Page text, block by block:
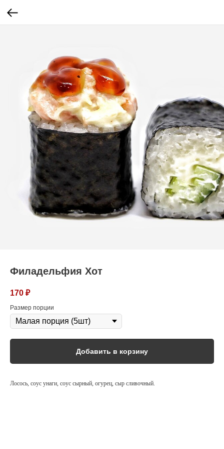
Филадельфия Хот
170 ₽
Размер порции
Добавить в корзину
Лосось, соус унаги, соус сырный, огурец, сыр сливочный.